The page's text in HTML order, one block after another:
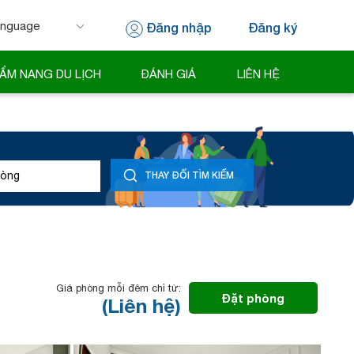
Đăng nhập Đăng ký
NANG DU LỊCH ĐÁNH GIÁ LIÊN HỆ
THAY ĐỔI TÌM KIẾM
Giá phòng mỗi đêm chỉ từ:
(Liên hệ) Đặt phòng